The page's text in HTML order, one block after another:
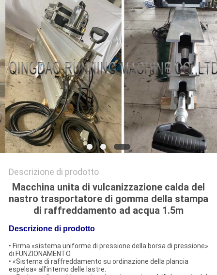
Descrizione di prodotto
Macchina unita di vulcanizzazione calda del
nastro trasportatore di gomma della stampa
di raffreddamento ad acqua 1.5m
Descrizione di prodotto
• Firma «sistema uniforme di pressione della borsa di pressione»
di FUNZIONAMENTO.
• «Sistema di raffreddamento su ordinazione della plancia
espelsa» all'interno delle lastre.